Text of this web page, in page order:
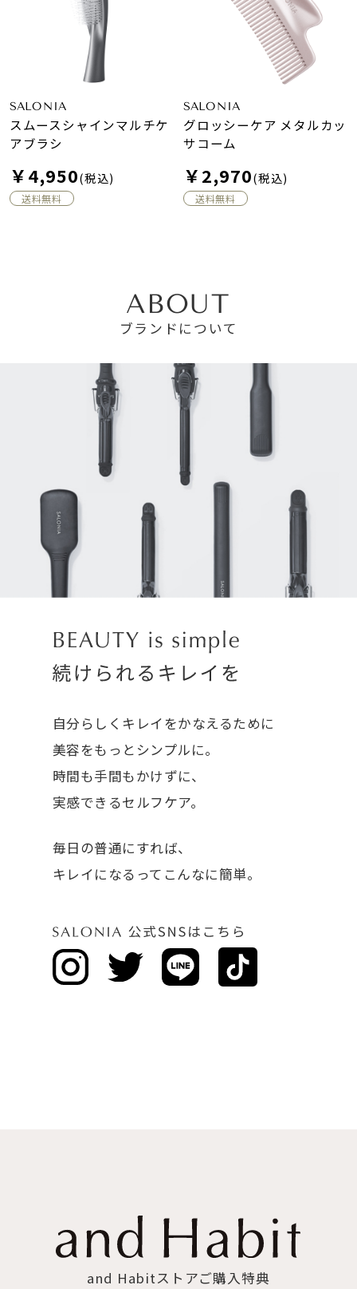
SALONIA
スムースシャインマルチケ
アブラシ
￥4,950(税込)
送料無料
SALONIA
グロッシーケア メタルカッ
サコーム
￥2,970(税込)
送料無料
ABOUT
ブランドについて
自分らしくキレイをかなえるために
美容をもっとシンプルに。
時間も手間もかけずに、
実感できるセルフケア。
毎日の普通にすれば、
キレイになるってこんなに簡単。
and Habitストアご購入特典